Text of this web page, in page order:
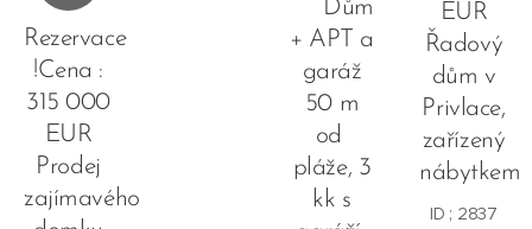
Lokalita je
velmi
klidná,
ideální pro
odpočinek
a relaxaci.
Obsahuje 3
Rezervace
!Cena :
315 000
EUR
Prodej
zajímavého
EUR
Řadový
dům v
Privlace,
zařízený
nábytkem
ID ; 2837
Dům
+ APT a
garáž
50 m
od
pláže, 3
kk s